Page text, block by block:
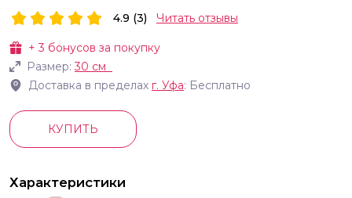
+3 бонусов за покупку
Размер:30 см
Доставка в пределах г. Уфа: Бесплатно
4.9 (3) Читать отзывы
КУПИТЬ
Характеристики